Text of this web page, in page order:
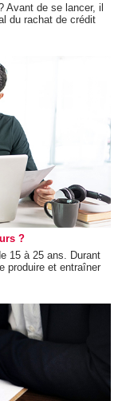
Avant de se lancer, il
du rachat de crédit
?
15 à 25 ans. Durant
produire et entraîner